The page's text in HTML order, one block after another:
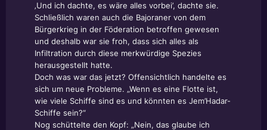
‚Und ich dachte, es wäre alles vorbei’, dachte sie.
Schließlich waren auch die Bajoraner von dem
Bürgerkrieg in der Föderation betroffen gewesen
und deshalb war sie froh, dass sich alles als
Infiltration durch diese merkwürdige Spezies
herausgestellt hatte.
Doch was war das jetzt? Offensichtlich handelte es
sich um neue Probleme. „Wenn es eine Flotte ist,
wie viele Schiffe sind es und könnten es Jem’Hadar-
Schiffe sein?“
Nog schüttelte den Kopf: „Nein, das glaube ich